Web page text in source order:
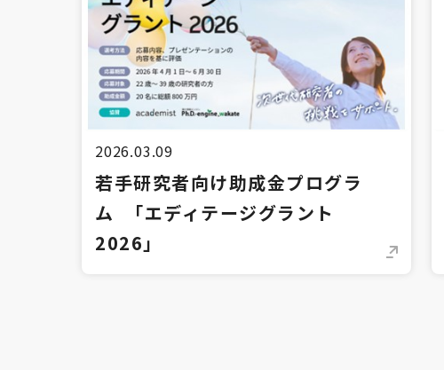
2026.03.09
若手研究者向け助成金プログラ
ム 「エディテージグラント
2026」